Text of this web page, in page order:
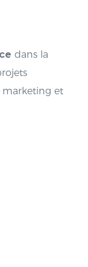
dans la
marketing et